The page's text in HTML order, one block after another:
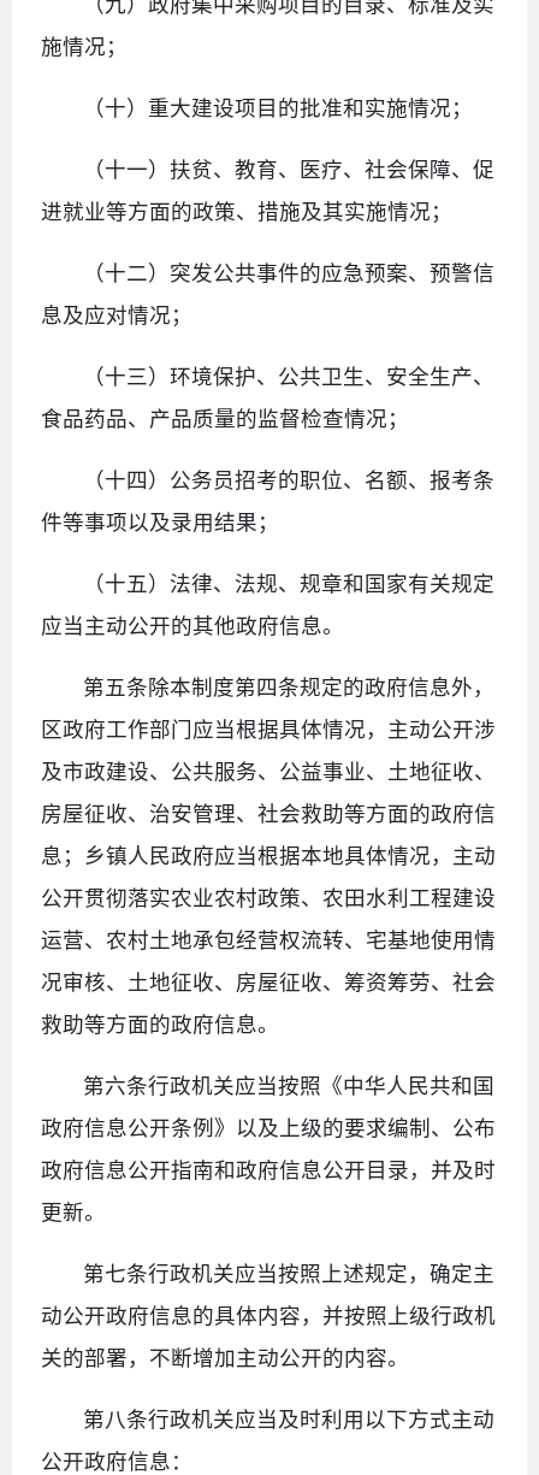
施情况；
（十）重大建设项目的批准和实施情况；
（十一）扶贫、教育、医疗、社会保障、促
进就业等方面的政策、措施及其实施情况；
（十二）突发公共事件的应急预案、预警信
息及应对情况；
（十三）环境保护、公共卫生、安全生产、
食品药品、产品质量的监督检查情况；
（十四）公务员招考的职位、名额、报考条
件等事项以及录用结果；
（十五）法律、法规、规章和国家有关规定
应当主动公开的其他政府信息。
第五条除本制度第四条规定的政府信息外，
区政府工作部门应当根据具体情况，主动公开涉
及市政建设、公共服务、公益事业、土地征收、
房屋征收、治安管理、社会救助等方面的政府信
息；乡镇人民政府应当根据本地具体情况，主动
公开贯彻落实农业农村政策、农田水利工程建设
运营、农村土地承包经营权流转、宅基地使用情
况审核、土地征收、房屋征收、筹资筹劳、社会
救助等方面的政府信息。
第六条行政机关应当按照《中华人民共和国
政府信息公开条例》以及上级的要求编制、公布
政府信息公开指南和政府信息公开目录，并及时
更新。
第七条行政机关应当按照上述规定，确定主
动公开政府信息的具体内容，并按照上级行政机
关的部署，不断增加主动公开的内容。
第八条行政机关应当及时利用以下方式主动
公开政府信息：